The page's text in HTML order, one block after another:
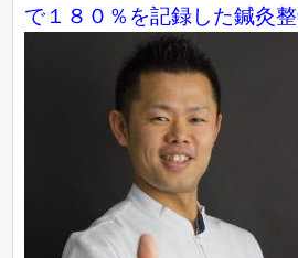
で１８０％を記録した鍼灸整